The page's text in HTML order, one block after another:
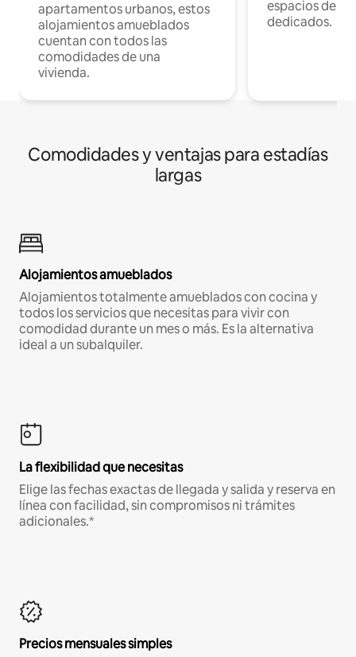
apartamentos urbanos, estos
alojamientos amueblados
cuentan con todos las
comodidades de una
vivienda.
espacios de
dedicados.
Comodidades y ventajas para estadías
largas
Alojamientos amueblados
Alojamientos totalmente amueblados con cocina y
todos los servicios que necesitas para vivir con
comodidad durante un mes o más. Es la alternativa
ideal a un subalquiler.
La flexibilidad que necesitas
Elige las fechas exactas de llegada y salida y reserva en
línea con facilidad, sin compromisos ni trámites
adicionales.*
Precios mensuales simples